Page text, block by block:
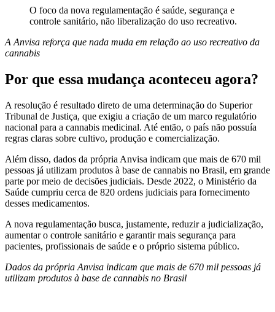
O foco da nova regulamentação é saúde, segurança e
controle sanitário, não liberalização do uso recreativo.
A Anvisa reforça que nada muda em relação ao uso recreativo da
cannabis
Por que essa mudança aconteceu agora?
A resolução é resultado direto de uma determinação do Superior
Tribunal de Justiça, que exigiu a criação de um marco regulatório
nacional para a cannabis medicinal. Até então, o país não possuía
regras claras sobre cultivo, produção e comercialização.
Além disso, dados da própria Anvisa indicam que mais de 670 mil
pessoas já utilizam produtos à base de cannabis no Brasil, em grande
parte por meio de decisões judiciais. Desde 2022, o Ministério da
Saúde cumpriu cerca de 820 ordens judiciais para fornecimento
desses medicamentos.
A nova regulamentação busca, justamente, reduzir a judicialização,
aumentar o controle sanitário e garantir mais segurança para
pacientes, profissionais de saúde e o próprio sistema público.
Dados da própria Anvisa indicam que mais de 670 mil pessoas já
utilizam produtos à base de cannabis no Brasil